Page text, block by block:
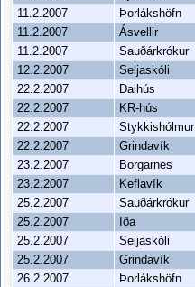
11.2.2007
Þorlákshöfn
11.2.2007
Ásvellir
11.2.2007
Sauðárkrókur
12.2.2007
Seljaskóli
22.2.2007
Dalhús
22.2.2007
KR-hús
22.2.2007
Stykkishólmur
22.2.2007
Grindavík
23.2.2007
Borgarnes
23.2.2007
Keflavík
25.2.2007
Sauðárkrókur
25.2.2007
Iða
25.2.2007
Seljaskóli
25.2.2007
Grindavík
26.2.2007
Þorlákshöfn